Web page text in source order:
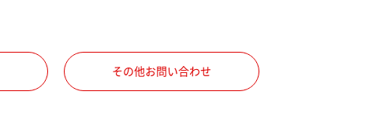
その他お問い合わせ